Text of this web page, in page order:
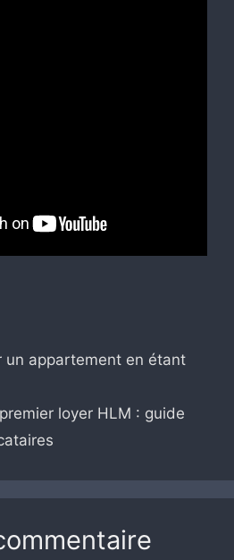
un appartement en étant
loyer HLM : guide